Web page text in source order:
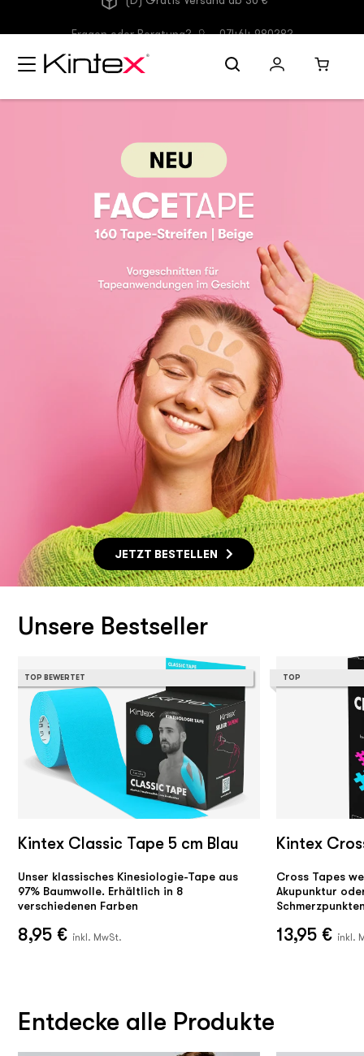
JETZT BESTELLEN
Unsere Bestseller
Kintex Classic Tape 5 cm Blau
Unser klassisches Kinesiologie-Tape aus
97% Baumwolle. Erhältlich in 8
verschiedenen Farben
8,95 € inkl. MwSt.
TOP BEWERTET
Kintex
Cross Tapes
Akupunktur
13,95 € inkl.
TOP
Entdecke alle Produkte